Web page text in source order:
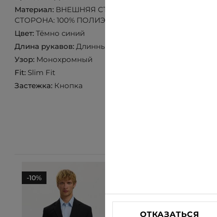
Материал: ВНЕШНЯЯ СТОРОНА: 70% ХЛОПОК 25%
СТОРОНА: 100% ПОЛИЭСТЕР
Цвет: Тёмно синий
Длина рукавов: Длинный рукав
Узор: Монохромный
Fit: Slim Fit
Застежка: Кнопка
-10%
ОТКАЗАТЬСЯ